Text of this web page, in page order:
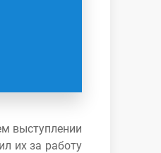
выступлении
их за работу